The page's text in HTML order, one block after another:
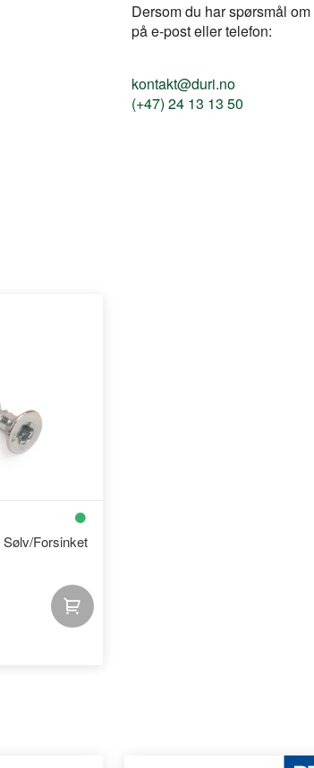
Dersom du har spørsmål
på e-post eller telefon:
kontakt@duri.no
(+47) 24 13 13 50
Forsinket